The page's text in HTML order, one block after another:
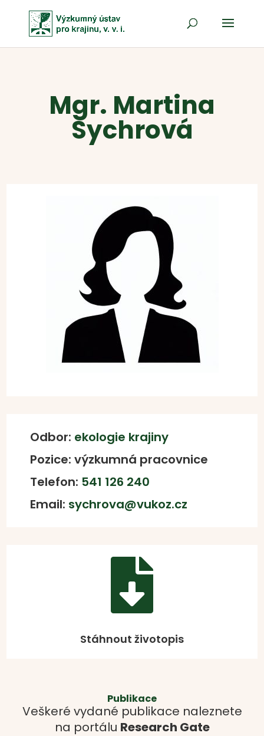
Mgr. Martina
Sychrová
Odbor: ekologie krajiny
Pozice: výzkumná pracovnice
Telefon: 541 126 240
Email: sychrova@vukoz.cz

Stáhnout životopis
Publikace
Veškeré vydané publikace naleznete
na portálu Research Gate